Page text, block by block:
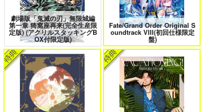
花金ラブアクシデント! 絶対ど～しても楽していきたいっ!
鬼上司・獄寺さんは暴かれたい。 6 恋してくれるな、マイバディ
劇場版「鬼滅の刃」無限城編
第一章 猗窩座再来(完全生産限
定版) (アクリルスタッキングB
OX付限定版)
Fate/Grand Order Original S
oundtrack VIII(初回仕様限定
盤)